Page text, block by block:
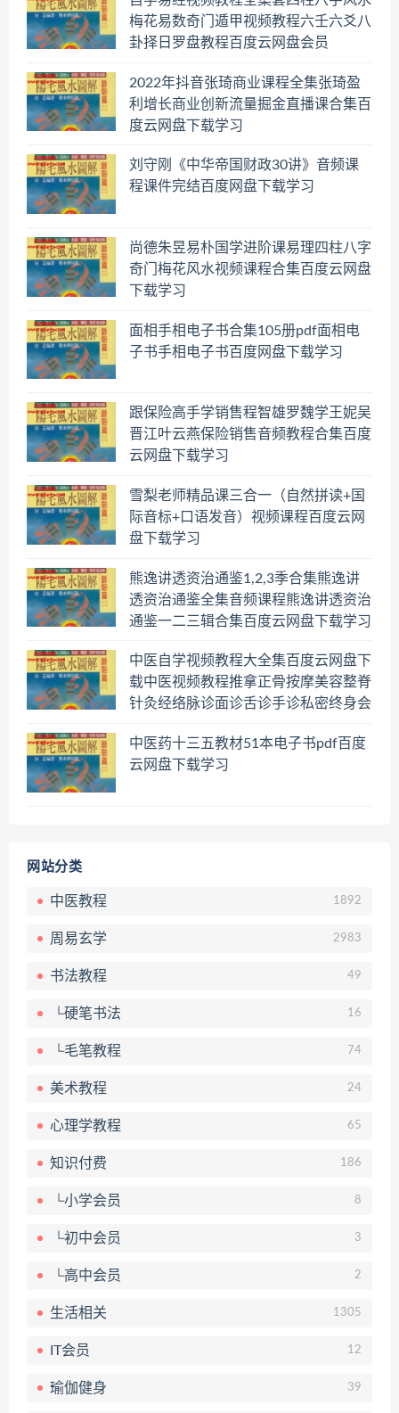
梅花易数奇门遁甲视频教程六壬六爻八
卦择日罗盘教程百度云网盘会员
2022年抖音张琦商业课程全集张琦盈
利增长商业创新流量掘金直播课合集百
度云网盘下载学习
刘守刚《中华帝国财政30讲》音频课
程课件完结百度网盘下载学习
尚德朱昱易朴国学进阶课易理四柱八字
奇门梅花风水视频课程合集百度云网盘
下载学习
面相手相电子书合集105册pdf面相电
子书手相电子书百度网盘下载学习
跟保险高手学销售程智雄罗魏学王妮吴
晋江叶云燕保险销售音频教程合集百度
云网盘下载学习
雪梨老师精品课三合一（自然拼读+国
际音标+口语发音）视频课程百度云网
盘下载学习
熊逸讲透资治通鉴1,2,3季合集熊逸讲
透资治通鉴全集音频课程熊逸讲透资治
通鉴一二三辑合集百度云网盘下载学习
中医自学视频教程大全集百度云网盘下
载中医视频教程推拿正骨按摩美容整脊
针灸经络脉诊面诊舌诊手诊私密终身会
中医药十三五教材51本电子书pdf百度
云网盘下载学习
网站分类
中医教程 1892
周易玄学 2983
书法教程 49
└硬笔书法 16
└毛笔教程 74
美术教程 24
心理学教程 65
知识付费 186
└小学会员 8
└初中会员 3
└高中会员 2
生活相关 1305
IT会员 12
瑜伽健身 39